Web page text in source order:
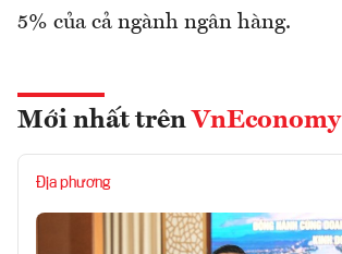
5% của cả ngành ngân hàng.
Mới nhất trên VnEconomy
Địa phương